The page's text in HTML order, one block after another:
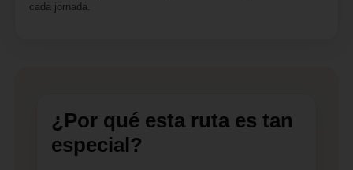
cada jornada.
¿Por qué esta ruta es tan
especial?